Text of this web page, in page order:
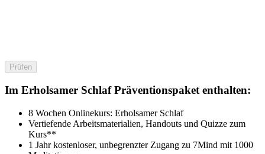
Prüfen
Im Erholsamer Schlaf Präventionspaket enthalten:
8 Wochen Onlinekurs: Erholsamer Schlaf
Vertiefende Arbeitsmaterialien, Handouts und Quizze zum
Kurs**
1 Jahr kostenloser, unbegrenzter Zugang zu 7Mind mit 1000